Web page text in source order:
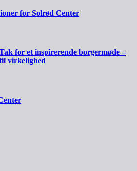
for Solrød Center
for et inspirerende borgermøde –
virkelighed